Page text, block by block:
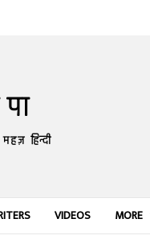
हिन्दी
VIDEOS MORE